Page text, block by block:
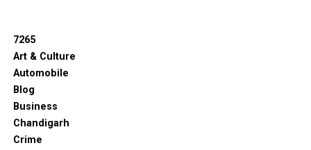
7265
Art & Culture
Automobile
Blog
Business
Chandigarh
Crime